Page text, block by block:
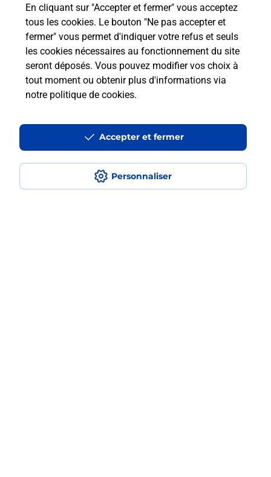
En cliquant sur "Accepter et fermer" vous acceptez
tous les cookies. Le bouton "Ne pas accepter et
fermer" vous permet d'indiquer votre refus et seuls
les cookies nécessaires au fonctionnement du site
seront déposés. Vous pouvez modifier vos choix à
tout moment ou obtenir plus d'informations via
notre politique de cookies.
Personnaliser
Accepter et fermer
Est-ce que je peux garder mon
numéro de mobile gratuitement ?
Est-ce que je peux bénéficier de la 5G
avec La Poste Mobile ?
Est-ce que je peux utiliser mon forfait
à l’étranger avec La Poste Mobile ?
Est-ce que je peux payer mon
smartphone Samsung en plusieurs